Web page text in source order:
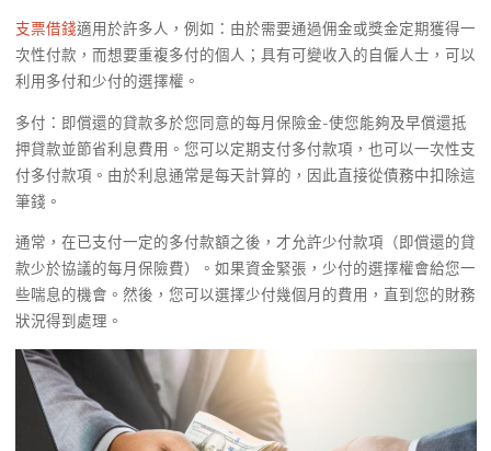
支票借錢適用於許多人，例如：由於需要通過佣金或獎金定期獲得一
次性付款，而想要重複多付的個人；具有可變收入的自僱人士，可以
利用多付和少付的選擇權。
多付：即償還的貸款多於您同意的每月保險金-使您能夠及早償還抵
押貸款並節省利息費用。您可以定期支付多付款項，也可以一次性支
付多付款項。由於利息通常是每天計算的，因此直接從債務中扣除這
筆錢。
通常，在已支付一定的多付款額之後，才允許少付款項（即償還的貸
款少於協議的每月保險費）。如果資金緊張，少付的選擇權會給您一
些喘息的機會。然後，您可以選擇少付幾個月的費用，直到您的財務
狀況得到處理。